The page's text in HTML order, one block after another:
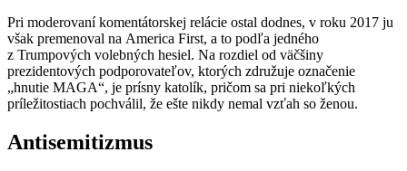
Pri moderovaní komentátorskej relácie ostal dodnes, v roku 2017 ju
však premenoval na America First, a to podľa jedného
z Trumpových volebných hesiel. Na rozdiel od väčšiny
prezidentových podporovateľov, ktorých združuje označenie
„hnutie MAGA“, je prísny katolík, pričom sa pri niekoľkých
príležitostiach pochválil, že ešte nikdy nemal vzťah so ženou.
Antisemitizmus